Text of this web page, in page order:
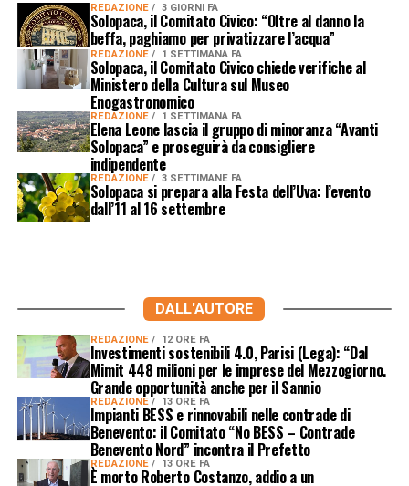
REDAZIONE 3 GIORNI FA
Solopaca, il Comitato Civico: “Oltre al danno la
beffa, paghiamo per privatizzare l’acqua”
REDAZIONE 1 SETTIMANA FA
Solopaca, il Comitato Civico chiede verifiche al
Ministero della Cultura sul Museo
Enogastronomico
REDAZIONE 1 SETTIMANA FA
Elena Leone lascia il gruppo di minoranza “Avanti
Solopaca” e proseguirà da consigliere
indipendente
REDAZIONE 3 SETTIMANE FA
Solopaca si prepara alla Festa dell’Uva: l’evento
dall’11 al 16 settembre
DALL'AUTORE
REDAZIONE 12 ORE FA
Investimenti sostenibili 4.0, Parisi (Lega): “Dal
Mimit 448 milioni per le imprese del Mezzogiorno.
Grande opportunità anche per il Sannio
REDAZIONE 13 ORE FA
Impianti BESS e rinnovabili nelle contrade di
Benevento: il Comitato “No BESS – Contrade
Benevento Nord” incontra il Prefetto
REDAZIONE 13 ORE FA
È morto Roberto Costanzo, addio a un